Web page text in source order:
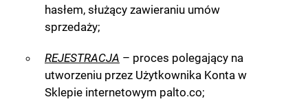
hasłem, służący zawieraniu umów
sprzedaży;
REJESTRACJA – proces polegający na
utworzeniu przez Użytkownika Konta w
Sklepie internetowym palto.co;